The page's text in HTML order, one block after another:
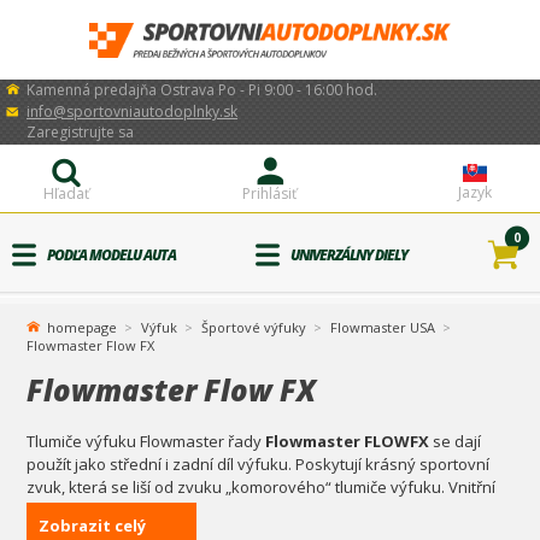
Kamenná predajňa Ostrava Po - Pi 9:00 - 16:00 hod.
info@sportovniautodoplnky.sk
Jazyk
Prihlásiť
Zaregistrujte sa
Hľadať
PODĽA MODELU AUTA UNIVERZÁLNY DIELY
0
homepage Výfuk Športové výfuky
Flowmaster USA
Flowmaster Flow FX
Flowmaster Flow FX
Tlumiče výfuku Flowmaster řady Flowmaster FLOWFX se dají
použít jako střední i zadní díl výfuku. Poskytují krásný sportovní
zvuk, která se liší od zvuku „komorového“ tlumiče výfuku. Vnitřní
část je vybavena velkým 3,00 palcovým „přímým“ perforovaným
děrovaným jádrem z nerezové oceli, obklopeným
Zobrazit celý